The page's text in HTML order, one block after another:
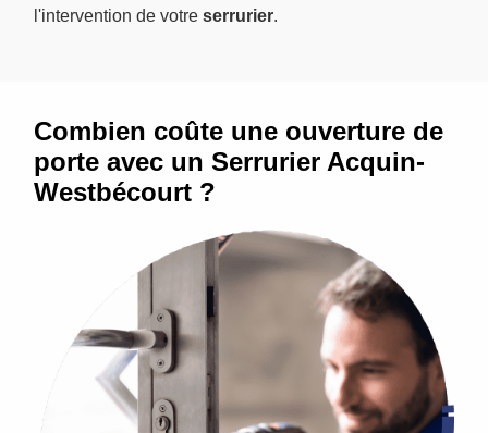
l'intervention de votre serrurier.
Combien coûte une ouverture de
porte avec un Serrurier Acquin-
Westbécourt ?